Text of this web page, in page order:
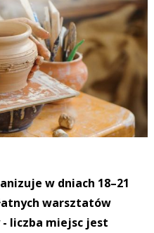
w dniach 18–21
warsztatów
- liczba miejsc jest